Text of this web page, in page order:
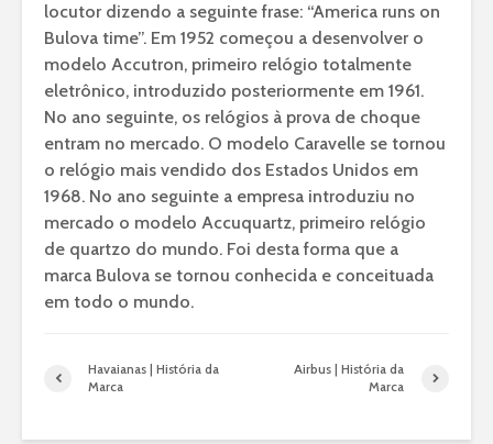
locutor dizendo a seguinte frase: “America runs on
Bulova time”. Em 1952 começou a desenvolver o
modelo Accutron, primeiro relógio totalmente
eletrônico, introduzido posteriormente em 1961.
No ano seguinte, os relógios à prova de choque
entram no mercado. O modelo Caravelle se tornou
o relógio mais vendido dos Estados Unidos em
1968. No ano seguinte a empresa introduziu no
mercado o modelo Accuquartz, primeiro relógio
de quartzo do mundo. Foi desta forma que a
marca Bulova se tornou conhecida e conceituada
em todo o mundo.
Havaianas | História da
Marca
Airbus | História da
Marca